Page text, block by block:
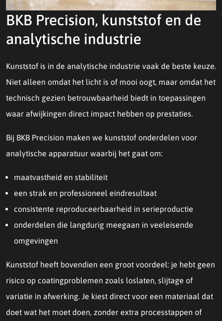
BKB Precision, kunststof en de
analytische industrie
Kunststof is in de analytische industrie vaak de beste keuze.
Niet alleen omdat het licht is of mooi oogt, maar omdat het
technisch gezien betrouwbaarheid biedt in toepassingen
waar afwijkingen direct impact hebben op prestaties.
Bij BKB Precision maken we kunststof onderdelen voor
analytische apparatuur waarbij het gaat om:
maatvastheid en stabiliteit
een strak en professioneel eindresultaat
consistente reproduceerbaarheid in serieproductie
onderdelen die langdurig meegaan in veeleisende
omgevingen
Kunststof heeft bovendien een groot voordeel: je hebt geen
risico op coatingproblemen zoals loslaten, slijtage of
variatie in afwerking. Je kiest direct voor een materiaal dat
doet wat het moet doen, zonder extra processtappen of